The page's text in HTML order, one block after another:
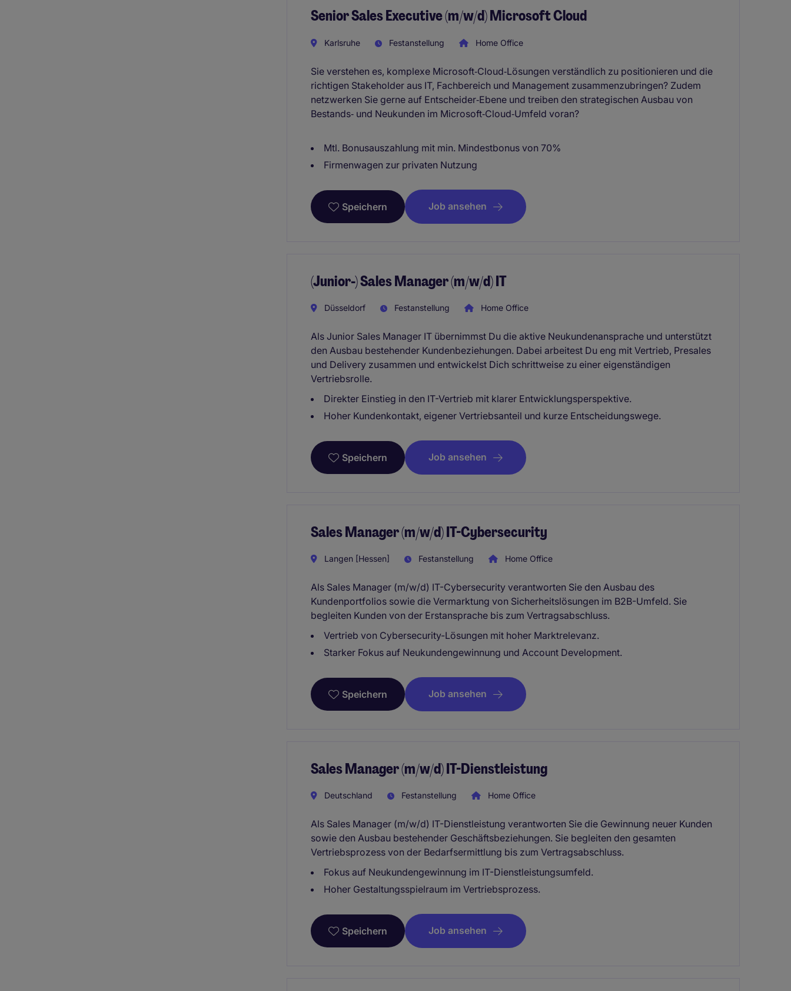
Senior Sales Executive (m/w/d) Microsoft Cloud
Karlsruhe Festanstellung Home Office
Sie verstehen es, komplexe Microsoft‑Cloud‑Lösungen verständlich zu positionieren und die
richtigen Stakeholder aus IT, Fachbereich und Management zusammenzubringen? Zudem
netzwerken Sie gerne auf Entscheider‑Ebene und treiben den strategischen Ausbau von
Bestands‑ und Neukunden im Microsoft‑Cloud‑Umfeld voran?
Mtl. Bonusauszahlung mit min. Mindestbonus von 70%
Firmenwagen zur privaten Nutzung
Speichern Job ansehen
(Junior-) Sales Manager (m/w/d) IT
Düsseldorf Festanstellung Home Office
Als Junior Sales Manager IT übernimmst Du die aktive Neukundenansprache und unterstützt
den Ausbau bestehender Kundenbeziehungen. Dabei arbeitest Du eng mit Vertrieb, Presales
und Delivery zusammen und entwickelst Dich schrittweise zu einer eigenständigen
Vertriebsrolle.
Direkter Einstieg in den IT-Vertrieb mit klarer Entwicklungsperspektive.
Hoher Kundenkontakt, eigener Vertriebsanteil und kurze Entscheidungswege.
Speichern Job ansehen
Sales Manager (m/w/d) IT-Cybersecurity
Langen [Hessen] Festanstellung Home Office
Als Sales Manager (m/w/d) IT-Cybersecurity verantworten Sie den Ausbau des
Kundenportfolios sowie die Vermarktung von Sicherheitslösungen im B2B-Umfeld. Sie
begleiten Kunden von der Erstansprache bis zum Vertragsabschluss.
Vertrieb von Cybersecurity-Lösungen mit hoher Marktrelevanz.
Starker Fokus auf Neukundengewinnung und Account Development.
Speichern Job ansehen
Sales Manager (m/w/d) IT-Dienstleistung
Deutschland Festanstellung Home Office
Als Sales Manager (m/w/d) IT-Dienstleistung verantworten Sie die Gewinnung neuer Kunden
sowie den Ausbau bestehender Geschäftsbeziehungen. Sie begleiten den gesamten
Vertriebsprozess von der Bedarfsermittlung bis zum Vertragsabschluss.
Fokus auf Neukundengewinnung im IT-Dienstleistungsumfeld.
Hoher Gestaltungsspielraum im Vertriebsprozess.
Speichern Job ansehen